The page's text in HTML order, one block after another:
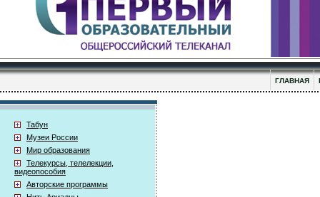
ГЛАВНАЯ
Табун
Музеи России
Мир образования
Телекурсы, телелекции,
видеопособия
Авторские программы